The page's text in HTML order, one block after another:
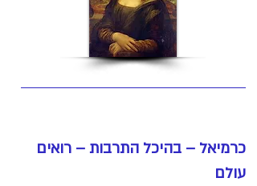
כרמיאל – בהיכל התרבות – רואים
עולם